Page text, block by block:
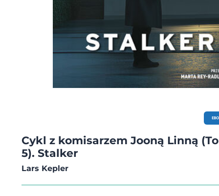
Cykl z komisarzem Jooną Linną
5). Stalker
Lars Kepler